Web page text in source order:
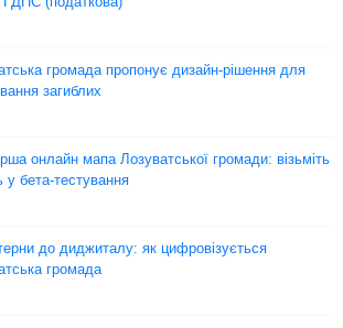
громада пропонує дизайн-рішення для
загиблих
онлайн мапа Лозуватської громади: візьміть
у бета-тестування
до диджиталу: як цифровізується
громада